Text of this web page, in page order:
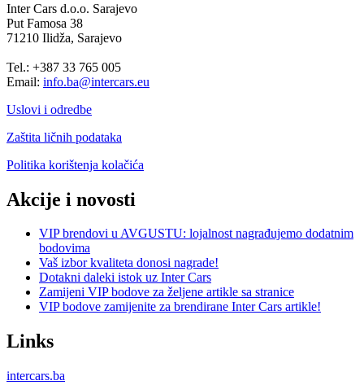
Inter Cars d.o.o. Sarajevo
Put Famosa 38
71210 Ilidža, Sarajevo
Tel.: +387 33 765 005
Email: info.ba@intercars.eu
Uslovi i odredbe
Zaštita ličnih podataka
Politika korištenja kolačića
Akcije i novosti
VIP brendovi u AVGUSTU: lojalnost nagrađujemo dodatnim
bodovima
Vaš izbor kvaliteta donosi nagrade!
Dotakni daleki istok uz Inter Cars
Zamijeni VIP bodove za željene artikle sa stranice
VIP bodove zamijenite za brendirane Inter Cars artikle!
Links
intercars.ba